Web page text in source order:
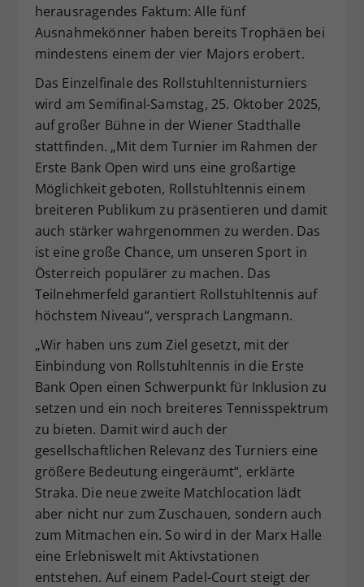
herausragendes Faktum: Alle fünf
Ausnahmekönner haben bereits Trophäen bei
mindestens einem der vier Majors erobert.
Das Einzelfinale des Rollstuhltennisturniers
wird am Semifinal-Samstag, 25. Oktober 2025,
auf großer Bühne in der Wiener Stadthalle
stattfinden. „Mit dem Turnier im Rahmen der
Erste Bank Open wird uns eine großartige
Möglichkeit geboten, Rollstuhltennis einem
breiteren Publikum zu präsentieren und damit
auch stärker wahrgenommen zu werden. Das
ist eine große Chance, um unseren Sport in
Österreich populärer zu machen. Das
Teilnehmerfeld garantiert Rollstuhltennis auf
höchstem Niveau“, versprach Langmann.
„Wir haben uns zum Ziel gesetzt, mit der
Einbindung von Rollstuhltennis in die Erste
Bank Open einen Schwerpunkt für Inklusion zu
setzen und ein noch breiteres Tennisspektrum
zu bieten. Damit wird auch der
gesellschaftlichen Relevanz des Turniers eine
größere Bedeutung eingeräumt“, erklärte
Straka. Die neue zweite Matchlocation lädt
aber nicht nur zum Zuschauen, sondern auch
zum Mitmachen ein. So wird in der Marx Halle
eine Erlebniswelt mit Aktivstationen
entstehen. Auf einem Padel-Court steigt der